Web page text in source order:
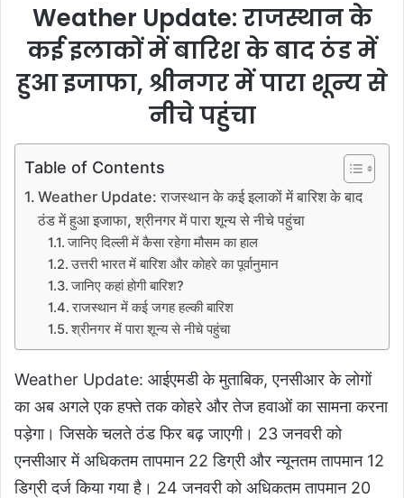
Weather Update: राजस्थान के
कई इलाकों में बारिश के बाद ठंड में
हुआ इजाफा, श्रीनगर में पारा शून्य से
नीचे पहुंचा
Table of Contents
Weather Update: राजस्थान के कई इलाकों में बारिश के बाद
ठंड में हुआ इजाफा, श्रीनगर में पारा शून्य से नीचे पहुंचा
जानिए दिल्ली में कैसा रहेगा मौसम का हाल
उत्तरी भारत में बारिश और कोहरे का पूर्वानुमान
जानिए कहां होगी बारिश?
राजस्थान में कई जगह हल्की बारिश
श्रीनगर में पारा शून्य से नीचे पहुंचा
Weather Update: आईएमडी के मुताबिक, एनसीआर के लोगों
का अब अगले एक हफ्ते तक कोहरे और तेज हवाओं का सामना करना
पड़ेगा। जिसके चलते ठंड फिर बढ़ जाएगी। 23 जनवरी को
एनसीआर में अधिकतम तापमान 22 डिग्री और न्यूनतम तापमान 12
डिग्री दर्ज किया गया है। 24 जनवरी को अधिकतम तापमान 20